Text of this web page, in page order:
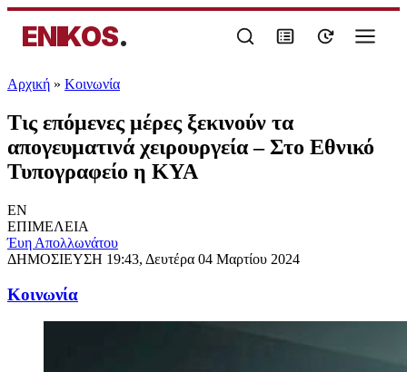
ENIKOS.
Αρχική » Κοινωνία
Τις επόμενες μέρες ξεκινούν τα
απογευματινά χειρουργεία – Στο Εθνικό
Τυπογραφείο η ΚYA
EN
ΕΠΙΜΕΛΕΙΑ
Έυη Απολλωνάτου
ΔΗΜΟΣΙΕΥΣΗ 19:43, Δευτέρα 04 Μαρτίου 2024
Κοινωνία